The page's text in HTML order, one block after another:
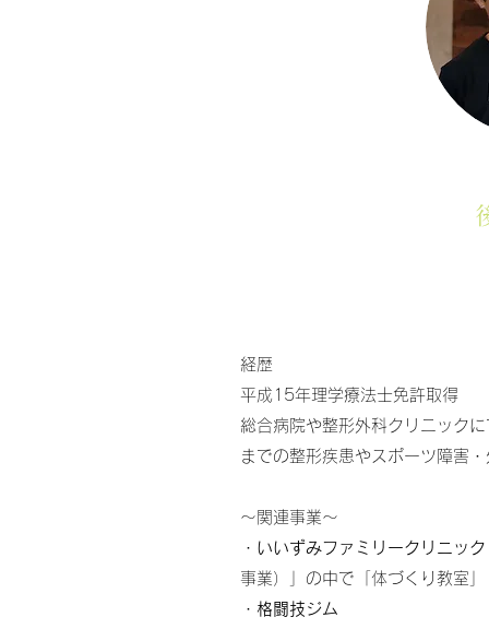
経歴
平成15年理学療法士免許取得
総合病院や整形外科クリニック
までの整形疾患やスポーツ障害
〜関連事業〜
・ いいずみファミリークリニック
事業）」の中で「体づくり教室
・ 格闘技ジム